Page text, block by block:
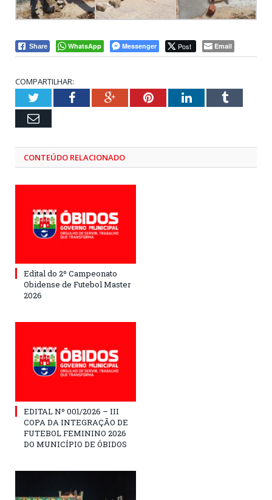
Share WhatsApp Messenger Post Email
COMPARTILHAR:
TwitterFacebookGoogle+PinterestLinkedInTumblr
Email
CONTEÚDO RELACIONADO
Edital do 2º Campeonato
Obidense de Futebol Master
2026
EDITAL Nº 001/2026 – III
COPA DA INTEGRAÇÃO DE
FUTEBOL FEMININO 2026
DO MUNICÍPIO DE ÓBIDOS